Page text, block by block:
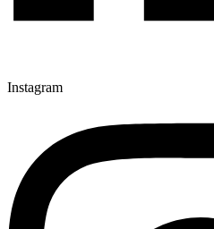
Instagram